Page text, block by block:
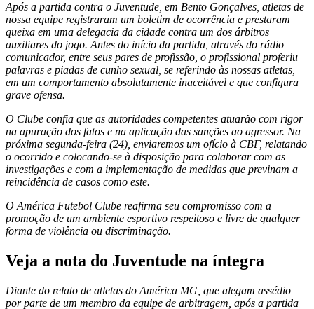
Após a partida contra o Juventude, em Bento Gonçalves, atletas de
nossa equipe registraram um boletim de ocorrência e prestaram
queixa em uma delegacia da cidade contra um dos árbitros
auxiliares do jogo. Antes do início da partida, através do rádio
comunicador, entre seus pares de profissão, o profissional proferiu
palavras e piadas de cunho sexual, se referindo às nossas atletas,
em um comportamento absolutamente inaceitável e que configura
grave ofensa.
O Clube confia que as autoridades competentes atuarão com rigor
na apuração dos fatos e na aplicação das sanções ao agressor. Na
próxima segunda-feira (24), enviaremos um ofício à CBF, relatando
o ocorrido e colocando-se à disposição para colaborar com as
investigações e com a implementação de medidas que previnam a
reincidência de casos como este.
O América Futebol Clube reafirma seu compromisso com a
promoção de um ambiente esportivo respeitoso e livre de qualquer
forma de violência ou discriminação.
Veja a nota do Juventude na íntegra
Diante do relato de atletas do América MG, que alegam assédio
por parte de um membro da equipe de arbitragem, após a partida